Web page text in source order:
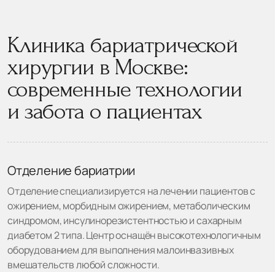
Клиника бариатрической
хирургии в Москве:
современные технологии
и забота о пациентах
Отделение бариатрии
Отделение специализируется на лечении пациентов с
ожирением, морбидным ожирением, метаболическим
синдромом, инсулинорезистентностью и сахарным
диабетом 2 типа. Центр оснащён высокотехнологичным
оборудованием для выполнения малоинвазивных
вмешательств любой сложности.